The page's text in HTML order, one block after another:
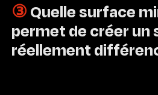
③ Quelle surface
permet de créer un
réellement